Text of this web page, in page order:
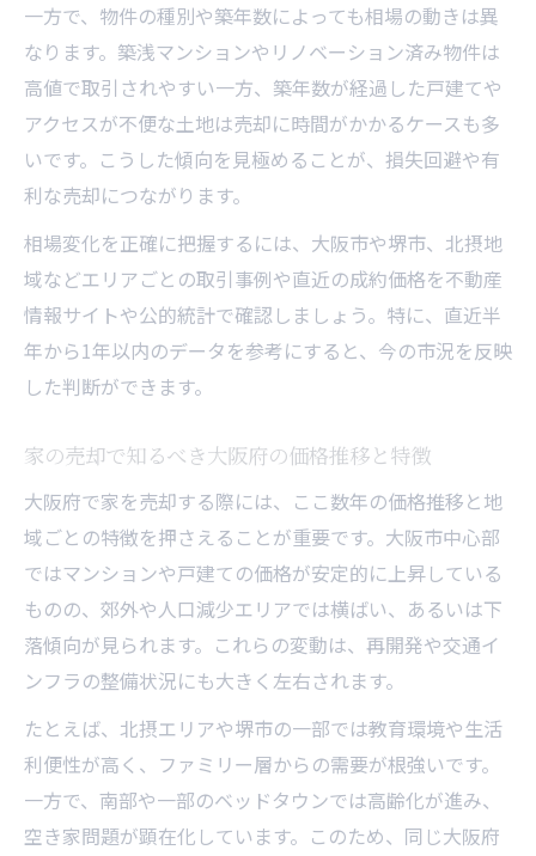
一方で、物件の種別や築年数によっても相場の動きは異
なります。築浅マンションやリノベーション済み物件は
高値で取引されやすい一方、築年数が経過した戸建てや
アクセスが不便な土地は売却に時間がかかるケースも多
いです。こうした傾向を見極めることが、損失回避や有
利な売却につながります。
相場変化を正確に把握するには、大阪市や堺市、北摂地
域などエリアごとの取引事例や直近の成約価格を不動産
情報サイトや公的統計で確認しましょう。特に、直近半
年から1年以内のデータを参考にすると、今の市況を反映
した判断ができます。
家の売却で知るべき大阪府の価格推移と特徴
大阪府で家を売却する際には、ここ数年の価格推移と地
域ごとの特徴を押さえることが重要です。大阪市中心部
ではマンションや戸建ての価格が安定的に上昇している
ものの、郊外や人口減少エリアでは横ばい、あるいは下
落傾向が見られます。これらの変動は、再開発や交通イ
ンフラの整備状況にも大きく左右されます。
たとえば、北摂エリアや堺市の一部では教育環境や生活
利便性が高く、ファミリー層からの需要が根強いです。
一方で、南部や一部のベッドタウンでは高齢化が進み、
空き家問題が顕在化しています。このため、同じ大阪府